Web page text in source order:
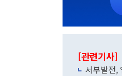
[관련기사]
서부발전,